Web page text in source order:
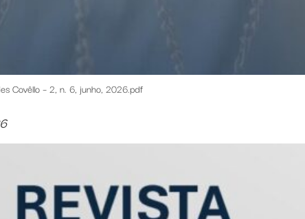
Covêllo – 2, n. 6, junho, 2026.pdf